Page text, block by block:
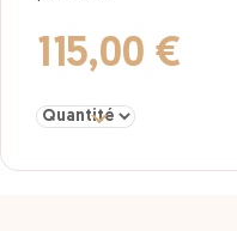
115,00 €
Sélectionner la quantité